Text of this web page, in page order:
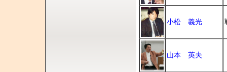
小松 義光
山本 英夫